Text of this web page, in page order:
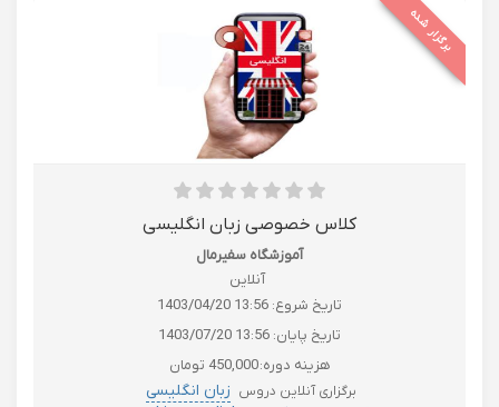
برگزار شده
کلاس خصوصی زبان انگلیسی
آموزشگاه سفیرمال
آنلاین
تاریخ شروع: 1403/04/20 13:56
تاریخ پایان: 1403/07/20 13:56
هزینه دوره:450,000 تومان
برگزاری آنلاین دروس زبان انگلیسی